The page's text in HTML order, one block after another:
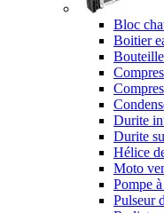
Bloc
Boitier
Durite
Durite
Hélice
Moto
Pompe à
Pulseur